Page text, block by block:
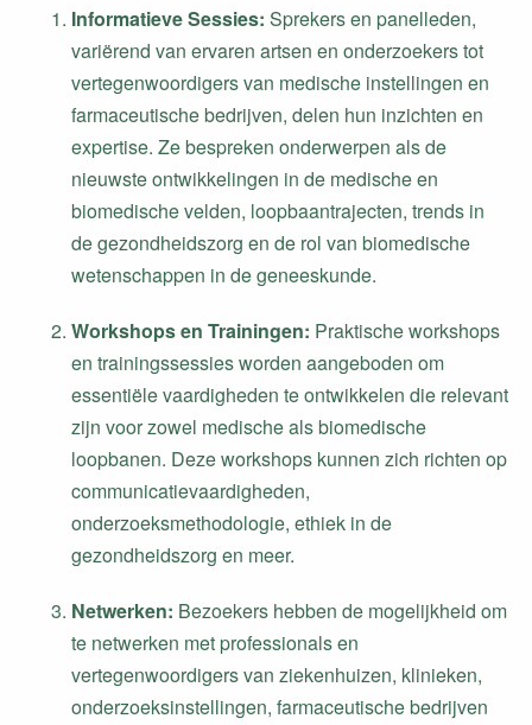
Informatieve Sessies: Sprekers en panelleden,
variërend van ervaren artsen en onderzoekers tot
vertegenwoordigers van medische instellingen en
farmaceutische bedrijven, delen hun inzichten en
expertise. Ze bespreken onderwerpen als de
nieuwste ontwikkelingen in de medische en
biomedische velden, loopbaantrajecten, trends in
de gezondheidszorg en de rol van biomedische
wetenschappen in de geneeskunde.
Workshops en Trainingen: Praktische workshops
en trainingssessies worden aangeboden om
essentiële vaardigheden te ontwikkelen die relevant
zijn voor zowel medische als biomedische
loopbanen. Deze workshops kunnen zich richten op
communicatievaardigheden,
onderzoeksmethodologie, ethiek in de
gezondheidszorg en meer.
Netwerken: Bezoekers hebben de mogelijkheid om
te netwerken met professionals en
vertegenwoordigers van ziekenhuizen, klinieken,
onderzoeksinstellingen, farmaceutische bedrijven